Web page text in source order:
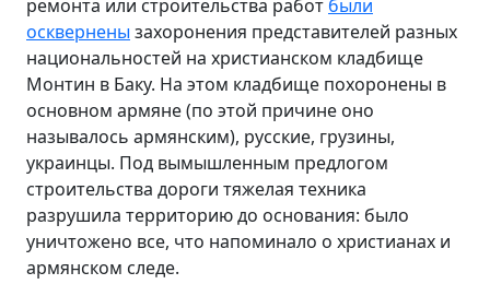
ремонта или строительства работ были
осквернены захоронения представителей разных
национальностей на христианском кладбище
Монтин в Баку. На этом кладбище похоронены в
основном армяне (по этой причине оно
называлось армянским), русские, грузины,
украинцы. Под вымышленным предлогом
строительства дороги тяжелая техника
разрушила территорию до основания: было
уничтожено все, что напоминало о христианах и
армянском следе.